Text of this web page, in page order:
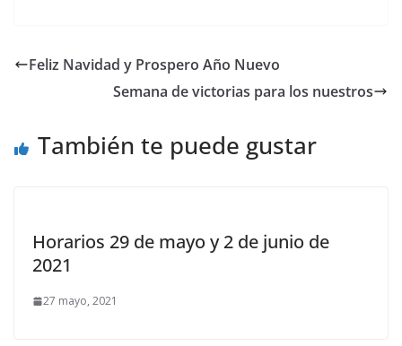
Feliz Navidad y Prospero Año Nuevo
Semana de victorias para los nuestros
También te puede gustar
Horarios 29 de mayo y 2 de junio de
2021
27 mayo, 2021